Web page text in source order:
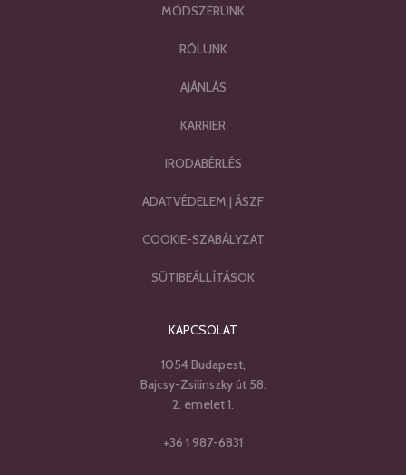
MÓDSZERÜNK
RÓLUNK
AJÁNLÁS
KARRIER
IRODABÉRLÉS
ADATVÉDELEM | ÁSZF
COOKIE-SZABÁLYZAT
SÜTIBEÁLLÍTÁSOK
KAPCSOLAT
1054 Budapest,
Bajcsy-Zsilinszky út 58.
2. emelet 1.
+36 1 987-6831